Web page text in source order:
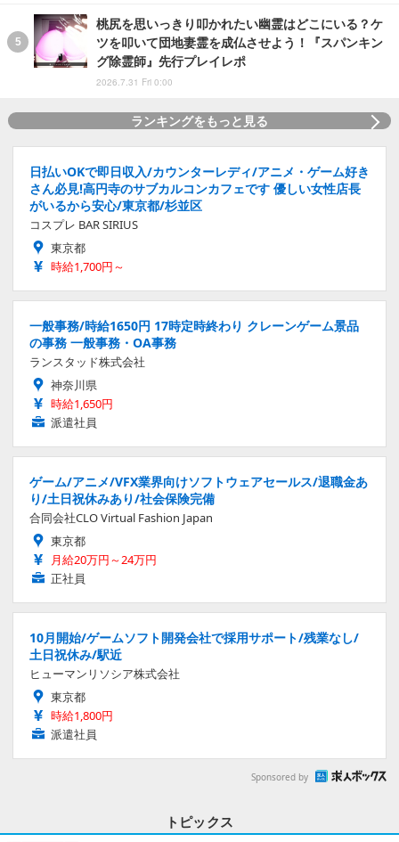
桃尻を思いっきり叩かれたい幽霊はどこにいる？ケ
ツを叩いて団地妻霊を成仏させよう！『スパンキン
グ除霊師』先行プレイレポ
2026.7.31 Fri 0:00
ランキングをもっと見る
日払いOKで即日収入/カウンターレディ/アニメ・ゲーム好き
さん必見!高円寺のサブカルコンカフェです 優しい女性店長
がいるから安心/東京都/杉並区
コスプレ BAR SIRIUS
東京都
時給1,700円～
一般事務/時給1650円 17時定時終わり クレーンゲーム景品
の事務 一般事務・OA事務
ランスタッド株式会社
神奈川県
時給1,650円
派遣社員
ゲーム/アニメ/VFX業界向けソフトウェアセールス/退職金あ
り/土日祝休みあり/社会保険完備
合同会社CLO Virtual Fashion Japan
東京都
月給20万円～24万円
正社員
10月開始/ゲームソフト開発会社で採用サポート/残業なし/
土日祝休み/駅近
ヒューマンリソシア株式会社
東京都
時給1,800円
派遣社員
Sponsored by
トピックス